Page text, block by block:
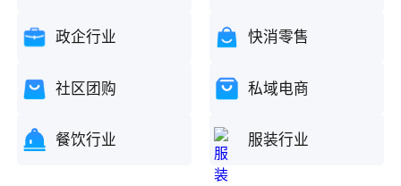
政企行业 快消零售
社区团购 私域电商
餐饮行业 服装行业